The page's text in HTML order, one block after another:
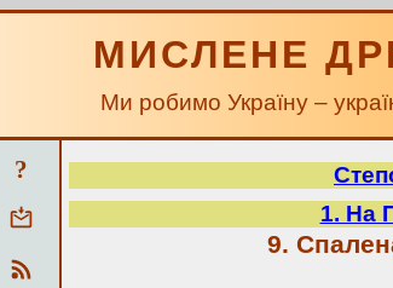
МИСЛЕНЕ
Ми робимо Україну –
?
1. На
9.